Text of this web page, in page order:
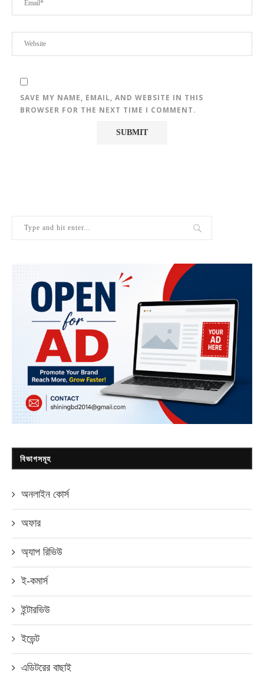
SAVE MY NAME, EMAIL, AND WEBSITE IN THIS
BROWSER FOR THE NEXT TIME I COMMENT.
বিভাগসমূহ
অনলাইন কোর্স
অফার
অ্যাপ রিভিউ
ই-কমার্স
ইন্টারভিউ
ইভেন্ট
এডিটরের বাছাই